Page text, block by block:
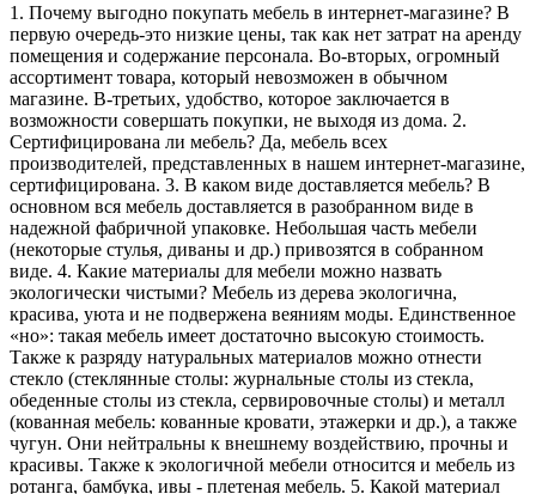
1. Почему выгодно покупать мебель в интернет-магазине? В
первую очередь-это низкие цены, так как нет затрат на аренду
помещения и содержание персонала. Во-вторых, огромный
ассортимент товара, который невозможен в обычном
магазине. В-третьих, удобство, которое заключается в
возможности совершать покупки, не выходя из дома. 2.
Сертифицирована ли мебель? Да, мебель всех
производителей, представленных в нашем интернет-магазине,
сертифицирована. 3. В каком виде доставляется мебель? В
основном вся мебель доставляется в разобранном виде в
надежной фабричной упаковке. Небольшая часть мебели
(некоторые стулья, диваны и др.) привозятся в собранном
виде. 4. Какие материалы для мебели можно назвать
экологически чистыми? Мебель из дерева экологична,
красива, уюта и не подвержена веяниям моды. Единственное
«но»: такая мебель имеет достаточно высокую стоимость.
Также к разряду натуральных материалов можно отнести
стекло (стеклянные столы: журнальные столы из стекла,
обеденные столы из стекла, сервировочные столы) и металл
(кованная мебель: кованные кровати, этажерки и др.), а также
чугун. Они нейтральны к внешнему воздействию, прочны и
красивы. Также к экологичной мебели относится и мебель из
ротанга, бамбука, ивы - плетеная мебель. 5. Какой материал